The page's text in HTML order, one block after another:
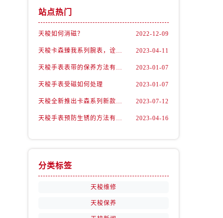
站点热门
天梭如何消磁？ 2022-12-09
天梭卡森臻我系列腕表，诠释着新青年的生活态度 2023-04-11
天梭手表表带的保养方法有哪些？ 2023-01-07
天梭手表受磁如何处理 2023-01-07
天梭全新推出卡森系列新款腕表 2023-07-12
天梭手表预防生锈的方法有什么？（预防方法） 2023-04-16
分类标签
天梭维修
天梭保养